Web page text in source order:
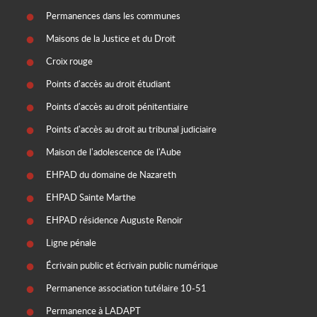
Permanences dans les communes
Maisons de la Justice et du Droit
Croix rouge
Points d'accès au droit étudiant
Points d'accès au droit pénitentiaire
Points d'accès au droit au tribunal judiciaire
Maison de l'adolescence de l'Aube
EHPAD du domaine de Nazareth
EHPAD Sainte Marthe
EHPAD résidence Auguste Renoir
Ligne pénale
Écrivain public et écrivain public numérique
Permanence association tutélaire 10-51
Permanence à LADAPT